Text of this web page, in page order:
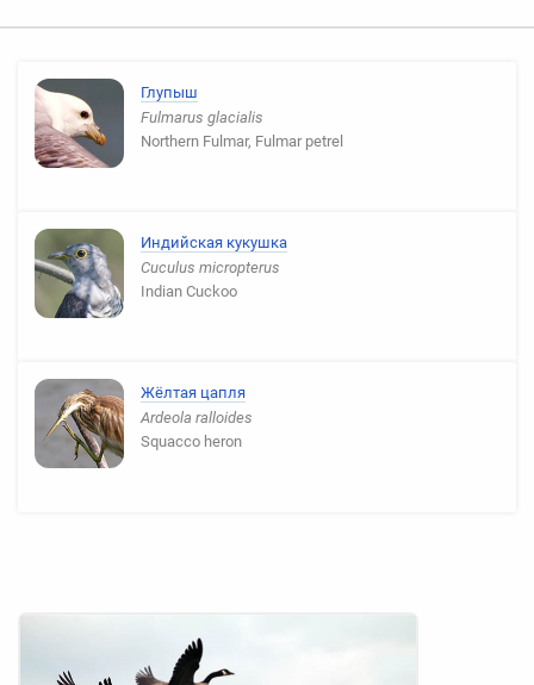
Глупыш
Fulmarus glacialis
Northern Fulmar, Fulmar petrel
Индийская кукушка
Cuculus micropterus
Indian Cuckoo
Жёлтая цапля
Ardeola ralloides
Squacco heron